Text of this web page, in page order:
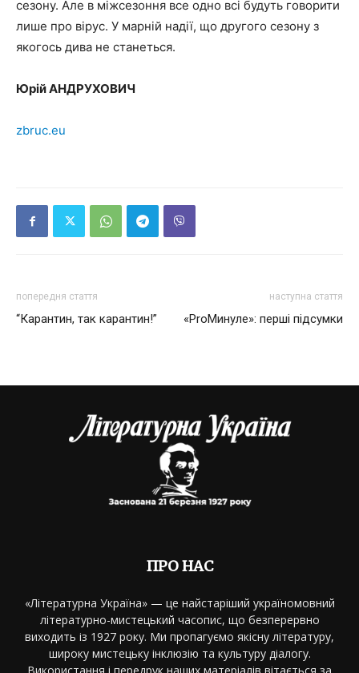
сезону. Але в міжсезоння все одно всі будуть говорити
лише про вірус. У марній надії, що другого сезону з
якогось дива не станеться.
Юрій АНДРУХОВИЧ
zbruc.eu
попередня стаття
“Карантин, так карантин!”
наступна стаття
«ProМинуле»: перші підсумки
ПРО НАС
«Літературна Україна» — це найстаріший україномовний
літературно-мистецький часопис, що безперервно
виходить із 1927 року. Ми пропагуємо якісну літературу,
широку мистецьку інклюзію та культуру діалогу.